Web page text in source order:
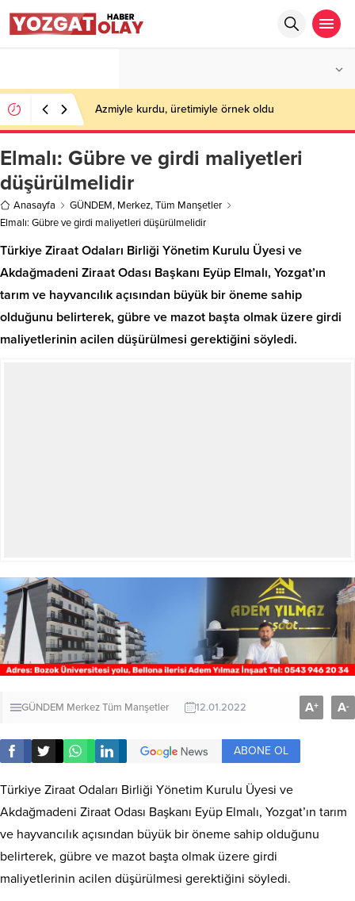
Azmiyle kurdu, üretimiyle örnek oldu
Elmalı: Gübre ve girdi maliyetleri
düşürülmelidir
Anasayfa GÜNDEM, Merkez,Tüm Manşetler
Elmalı: Gübre ve girdi maliyetleri düşürülmelidir
Türkiye Ziraat Odaları Birliği Yönetim Kurulu Üyesi ve
Akdağmadeni Ziraat Odası Başkanı Eyüp Elmalı, Yozgat’ın
tarım ve hayvancılık açısından büyük bir öneme sahip
olduğunu belirterek, gübre ve mazot başta olmak üzere girdi
maliyetlerinin acilen düşürülmesi gerektiğini söyledi.
GÜNDEM MerkezTüm Manşetler 12.01.2022 A+ A-
ABONE OL
Türkiye Ziraat Odaları Birliği Yönetim Kurulu Üyesi ve
Akdağmadeni Ziraat Odası Başkanı Eyüp Elmalı, Yozgat’ın tarım
ve hayvancılık açısından büyük bir öneme sahip olduğunu
belirterek, gübre ve mazot başta olmak üzere girdi
maliyetlerinin acilen düşürülmesi gerektiğini söyledi.